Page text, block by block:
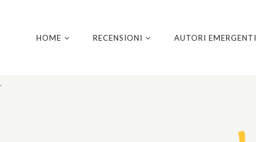
.
HOME RECENSIONI AUTORI EMERGENTI